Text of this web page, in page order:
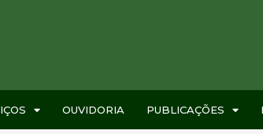
OUVIDORIA PUBLICAÇÕES